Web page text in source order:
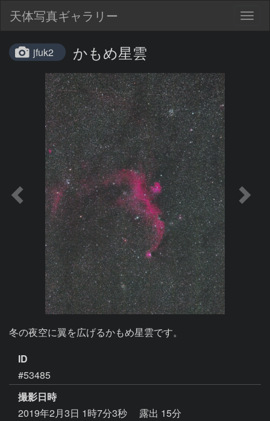
天体写真ギャラリー
jfuk2 かもめ星雲
冬の夜空に翼を広げるかもめ星雲です。
ID
#53485
撮影日時
2019年2月3日 1時7分3秒
露出 15分